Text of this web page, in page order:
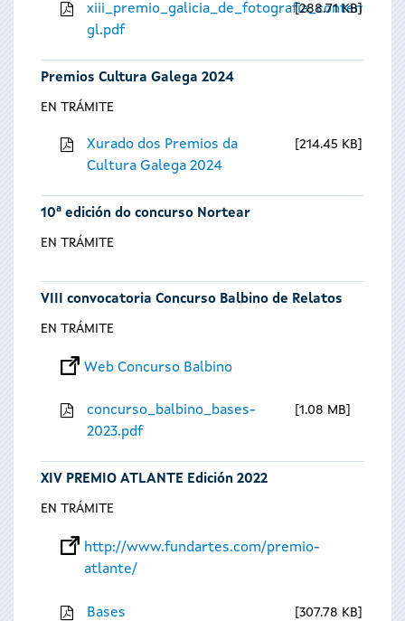
gl.pdf
288.71 KB
Premios Cultura Galega 2024
EN TRÁMITE
Xurado dos Premios da
Cultura Galega 2024
214.45 KB
10ª edición do concurso Nortear
EN TRÁMITE
VIII convocatoria Concurso Balbino de Relatos
EN TRÁMITE
Web Concurso Balbino
concurso_balbino_bases-
2023.pdf
1.08 MB
XIV PREMIO ATLANTE Edición 2022
EN TRÁMITE
http://www.fundartes.com/premio-
atlante/
Bases
307.78 KB